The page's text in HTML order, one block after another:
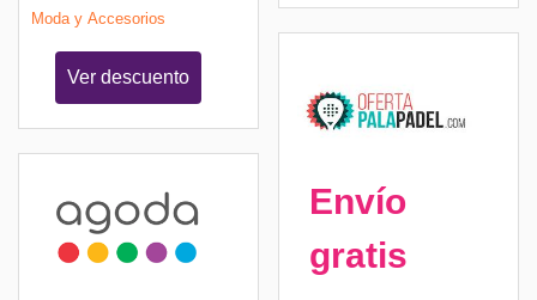
Moda y Accesorios
Ver descuento
Envío
gratis